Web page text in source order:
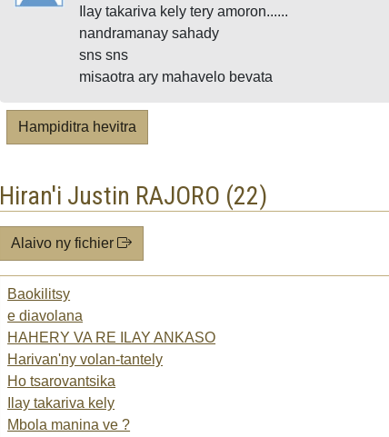
Ilay takariva kely tery amoron......
nandramanay sahady
sns sns
misaotra ary mahavelo bevata
Hampiditra hevitra
Hiran'i Justin RAJORO (22)
Alaivo ny fichier
Baokilitsy
e diavolana
HAHERY VA RE ILAY ANKASO
Harivan'ny volan-tantely
Ho tsarovantsika
Ilay takariva kely
Mbola manina ve ?